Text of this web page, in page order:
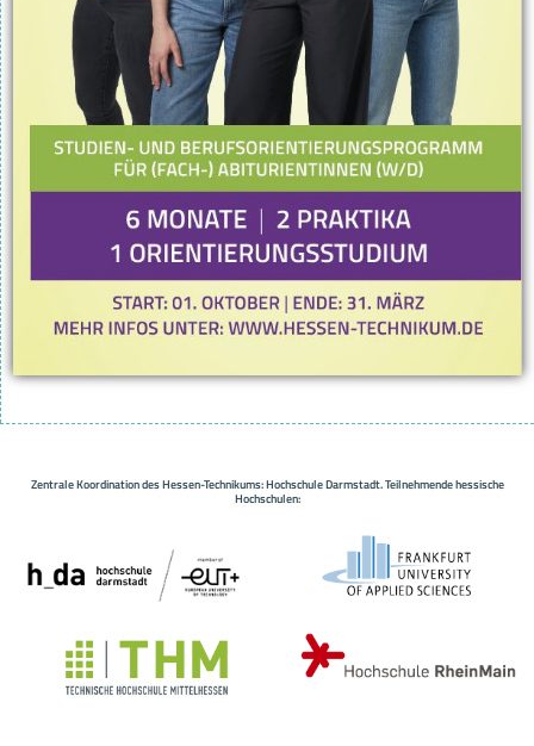
Zentrale Koordination des Hessen-Technikums: Hochschule Darmstadt. Teilnehmende hessische
Hochschulen: